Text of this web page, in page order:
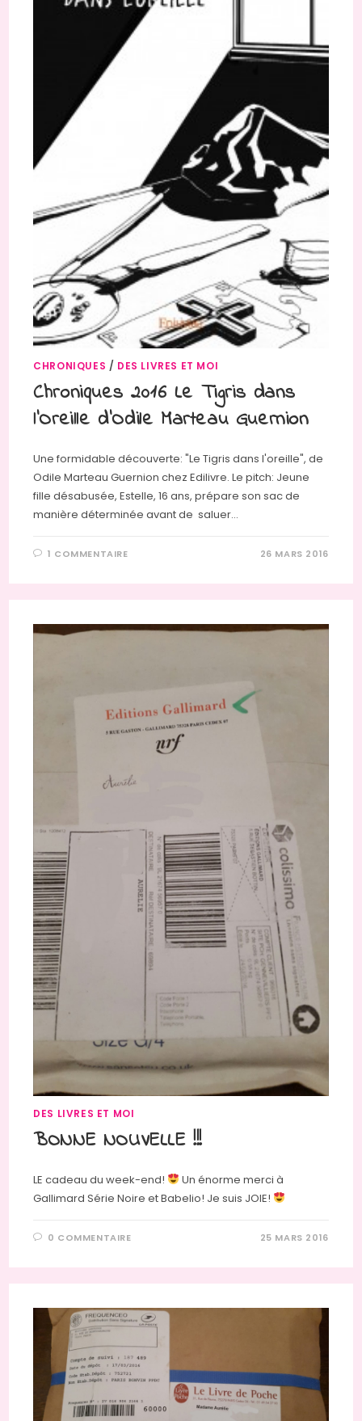
CHRONIQUES / DES LIVRES ET MOI
Chroniques 2016 Le Tigris dans
l’Oreille d’Odile Marteau Guernion
Une formidable découverte: "Le Tigris dans l'oreille", de
Odile Marteau Guernion chez Edilivre. Le pitch: Jeune
fille désabusée, Estelle, 16 ans, prépare son sac de
manière déterminée avant de saluer…
1 COMMENTAIRE 26 MARS 2016
DES LIVRES ET MOI
BONNE NOUVELLE !!!
LE cadeau du week-end!
Un énorme merci à
Gallimard Série Noire et Babelio! Je suis JOIE!
0 COMMENTAIRE 25 MARS 2016